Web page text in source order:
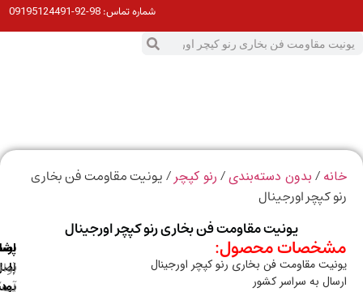
شماره تماس:98-92-09195124491
/بدون دسته‌بندی/رنو کپچر / یونیت مقاومت فن بخاری
کپچر اورجینال
یونیت مقاومت فن بخاری رنو کپچر اورجینال
محصول:
مقاومت فن بخاری رنو کپچر اورجینال
به سراسر کشور
اصالت
پشتیبانی
(واتس